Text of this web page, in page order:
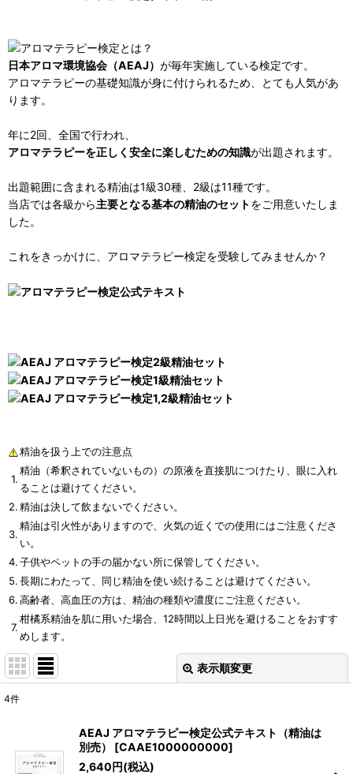
日本アロマ環境協会（AEAJ） が毎年実施している検定です。
アロマテラピーの基礎知識が身に付けられるため、とても人気があ
ります。
年に2回、全国で行われ、
アロマテラピーを正しく安全に楽しむための知識が出題されます。
出題範囲に含まれる精油は1級30種、2級は11種です。
当店では各級から主要となる基本の精油のセットをご用意いたしま
した。
これをきっかけに、アロマテラピー検定を受験してみませんか？
精油を扱う上での注意点
1.
精油（希釈されていないもの）の原液を直接肌につけたり、眼に入れ
ることは避けてください。
2.精油は決して飲まないでください。
3.
精油は引火性がありますので、火気の近くでの使用にはご注意くださ
い。
4.子供やペットの手の届かない所に保管してください。
5.長期にわたって、同じ精油を使い続けることは避けてください。
6.高齢者、高血圧の方は、精油の種類や濃度にご注意ください。
7.
柑橘系精油を肌に用いた場合、12時間以上日光を避けることをおすす
めします。
表示順変更
並び順
4件
AEAJ アロマテラピー検定公式テキスト（精油は
別売）
[CAAE1000000000]
2,640円(税込)